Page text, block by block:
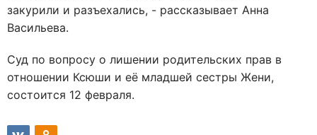
закурили и разъехались, - рассказывает Анна
Васильева.
Суд по вопросу о лишении родительских прав в
отношении Ксюши и её младшей сестры Жени,
состоится 12 февраля.